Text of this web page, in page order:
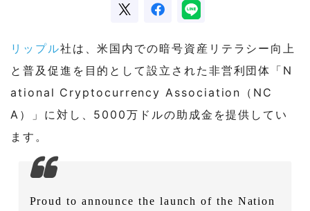
リップル社は、米国内での暗号資産リテラシー向上
と普及促進を目的として設立された非営利団体「N
ational Cryptocurrency Association（NC
A）」に対し、5000万ドルの助成金を提供してい
ます。
Proud to announce the launch of the Nation